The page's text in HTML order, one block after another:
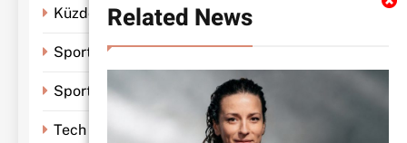
Related News
Küzdősportok
Sportbánya
Sporthírek
Tech